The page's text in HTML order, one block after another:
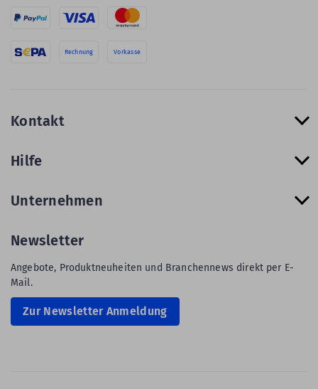
Rechnung Vorkasse
Kontakt
Hilfe
Unternehmen
Newsletter
Angebote, Produktneuheiten und Branchennews direkt per E-
Mail.
Zur Newsletter Anmeldung